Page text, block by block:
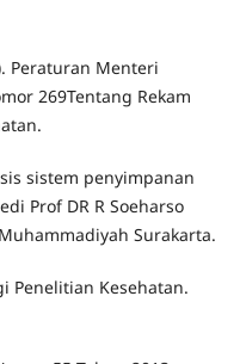
Peraturan Menteri
269Tentang Rekam
sistem penyimpanan
Prof DR R Soeharso
Surakarta.
Penelitian Kesehatan.